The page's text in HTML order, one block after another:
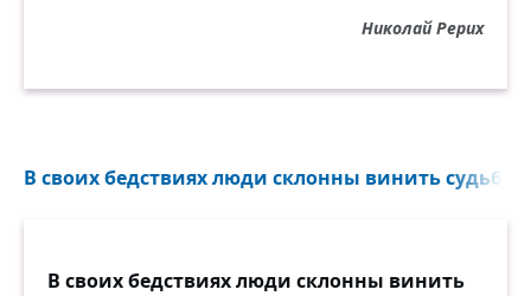
Николай Рерих
В своих бедствиях люди склонны винить судьбу,
В своих бедствиях люди склонны винить